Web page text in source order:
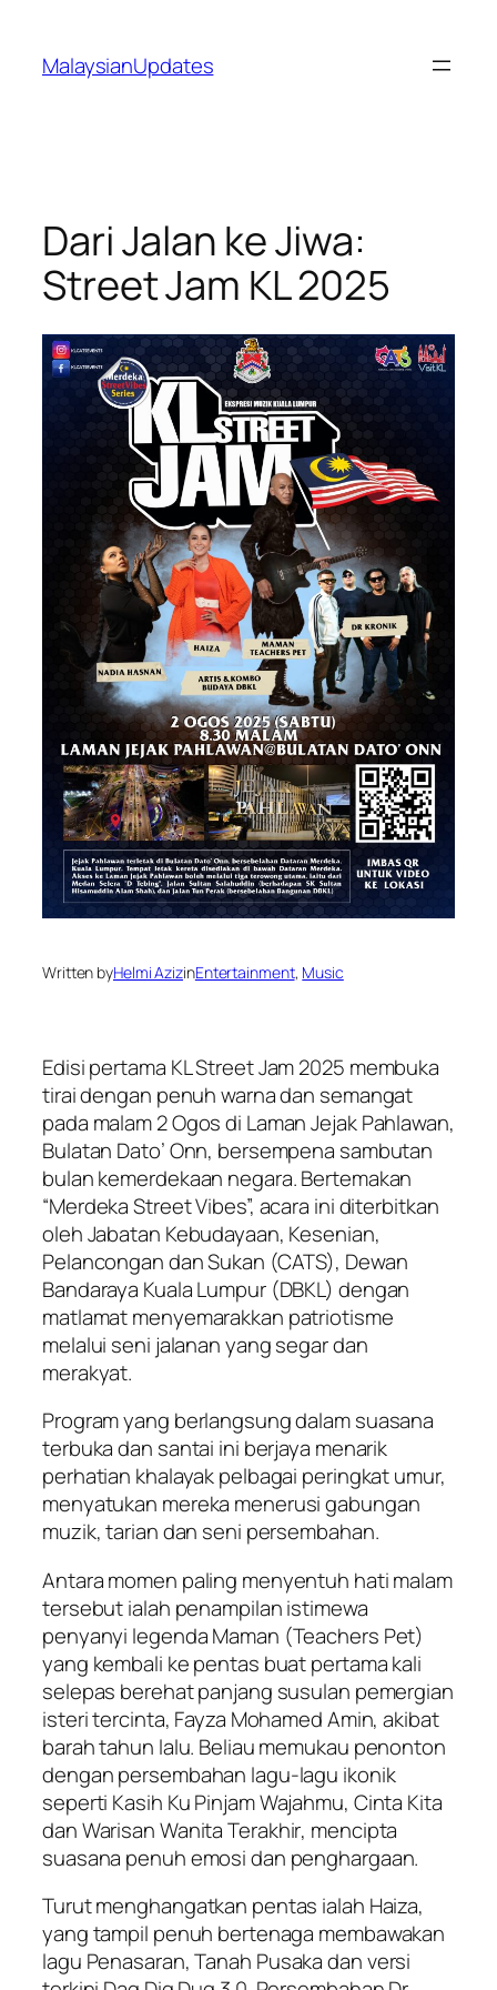
content
MalaysianUpdates
Dari Jalan ke Jiwa:
Street Jam KL 2025
Written byHelmi AzizinEntertainment, Music
Edisi pertama KL Street Jam 2025 membuka
tirai dengan penuh warna dan semangat
pada malam 2 Ogos di Laman Jejak Pahlawan,
Bulatan Dato’ Onn, bersempena sambutan
bulan kemerdekaan negara. Bertemakan
“Merdeka Street Vibes”, acara ini diterbitkan
oleh Jabatan Kebudayaan, Kesenian,
Pelancongan dan Sukan (CATS), Dewan
Bandaraya Kuala Lumpur (DBKL) dengan
matlamat menyemarakkan patriotisme
melalui seni jalanan yang segar dan
merakyat.
Program yang berlangsung dalam suasana
terbuka dan santai ini berjaya menarik
perhatian khalayak pelbagai peringkat umur,
menyatukan mereka menerusi gabungan
muzik, tarian dan seni persembahan.
Antara momen paling menyentuh hati malam
tersebut ialah penampilan istimewa
penyanyi legenda Maman (Teachers Pet)
yang kembali ke pentas buat pertama kali
selepas berehat panjang susulan pemergian
isteri tercinta, Fayza Mohamed Amin, akibat
barah tahun lalu. Beliau memukau penonton
dengan persembahan lagu-lagu ikonik
seperti Kasih Ku Pinjam Wajahmu, Cinta Kita
danWarisan Wanita Terakhir, mencipta
suasana penuh emosi dan penghargaan.
Turut menghangatkan pentas ialah Haiza,
yang tampil penuh bertenaga membawakan
lagu Penasaran,Tanah Pusakadan versi